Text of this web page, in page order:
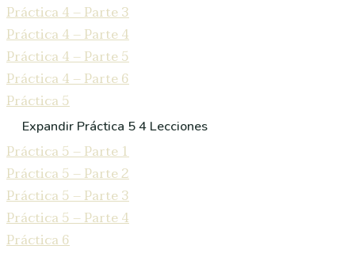
Práctica 4 – Parte 3
Práctica 4 – Parte 4
Práctica 4 – Parte 5
Práctica 4 – Parte 6
Práctica 5
Expandir Práctica 54 Lecciones
Práctica 5 – Parte 1
Práctica 5 – Parte 2
Práctica 5 – Parte 3
Práctica 5 – Parte 4
Práctica 6